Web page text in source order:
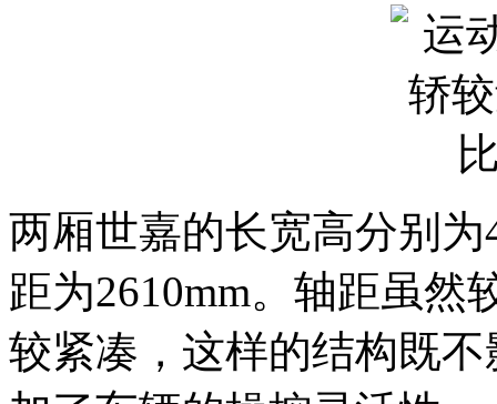
两厢世嘉的长宽高分别为
距为2610mm。轴距虽然
较紧凑，这样的结构既